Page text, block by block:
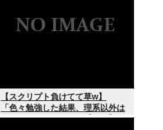
【スクリプト負けてて草w】
「色々勉強した結果、理系以外は
エラー品だと気付いた【ガチ】」